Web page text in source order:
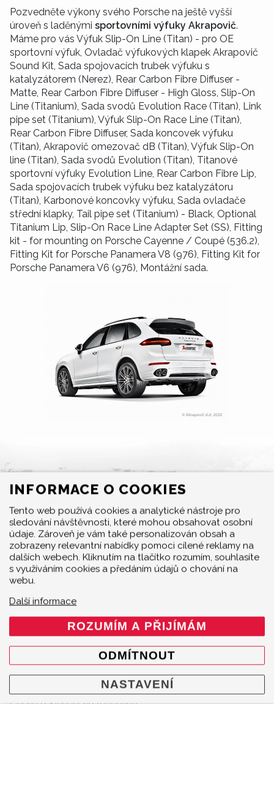
Pozvedněte výkony svého Porsche na ještě vyšší
úroveň s laděnými sportovními výfuky Akrapovič.
Máme pro vás Výfuk Slip-On Line (Titan) - pro OE
sportovní výfuk, Ovladač výfukových klapek Akrapovič
Sound Kit, Sada spojovacích trubek výfuku s
katalyzátorem (Nerez), Rear Carbon Fibre Diffuser -
Matte, Rear Carbon Fibre Diffuser - High Gloss, Slip-On
Line (Titanium), Sada svodů Evolution Race (Titan), Link
pipe set (Titanium), Výfuk Slip-On Race Line (Titan),
Rear Carbon Fibre Diffuser, Sada koncovek výfuku
(Titan), Akrapovič omezovač dB (Titan), Výfuk Slip-On
line (Titan), Sada svodů Evolution (Titan), Titanové
sportovní výfuky Evolution Line, Rear Carbon Fibre Lip,
Sada spojovacích trubek výfuku bez katalyzátoru
(Titan), Karbonové koncovky výfuku, Sada ovladače
střední klapky, Tail pipe set (Titanium) - Black, Optional
Titanium Lip, Slip-On Race Line Adapter Set (SS), Fitting
kit - for mounting on Porsche Cayenne / Coupé (536.2),
Fitting Kit for Porsche Panamera V8 (976), Fitting Kit for
Porsche Panamera V6 (976), Montážní sada.
MENU
Produkty
O značce
Multimedia
O nás
Prodejci
Cookie policy
Mapa webu
KONTAKT
Akrapovič Car Agent
Česká a Slovenská republika
INFORMACE O COOKIES
Tento web používá cookies a analytické nástroje pro
sledování návštěvnosti, které mohou obsahovat osobní
údaje. Zároveň je vám také personalizován obsah a
zobrazeny relevantní nabídky pomoci cílené reklamy na
dalších webech. Kliknutím na tlačítko rozumím, souhlasíte
s využíváním cookies a předáním údajů o chování na
webu.
Další informace
ROZUMÍM A PŘIJÍMÁM
ODMÍTNOUT
NASTAVENÍ